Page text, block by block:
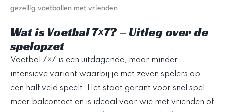
gezellig voetballen met vrienden
Wat is Voetbal 7×7? – Uitleg over de
spelopzet
Voetbal 7×7 is een uitdagende, maar minder
intensieve variant waarbij je met zeven spelers op
een half veld speelt. Het staat garant voor snel spel,
meer balcontact en is ideaal voor wie met vrienden of